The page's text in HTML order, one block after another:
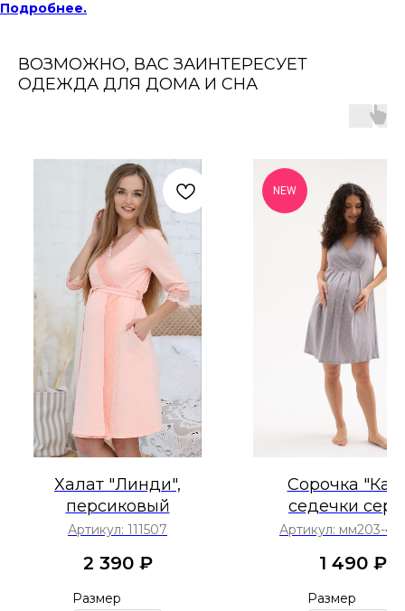
Подробнее.
ВОЗМОЖНО, ВАС ЗАИНТЕРЕСУЕТ
ОДЕЖДА ДЛЯ ДОМА И СНА
Халат "Линди",
персиковый
Артикул: 111507
2 390 ₽
Размер
NEW
Сорочка
седечки
Артикул: мм203-
1 490 ₽
Размер